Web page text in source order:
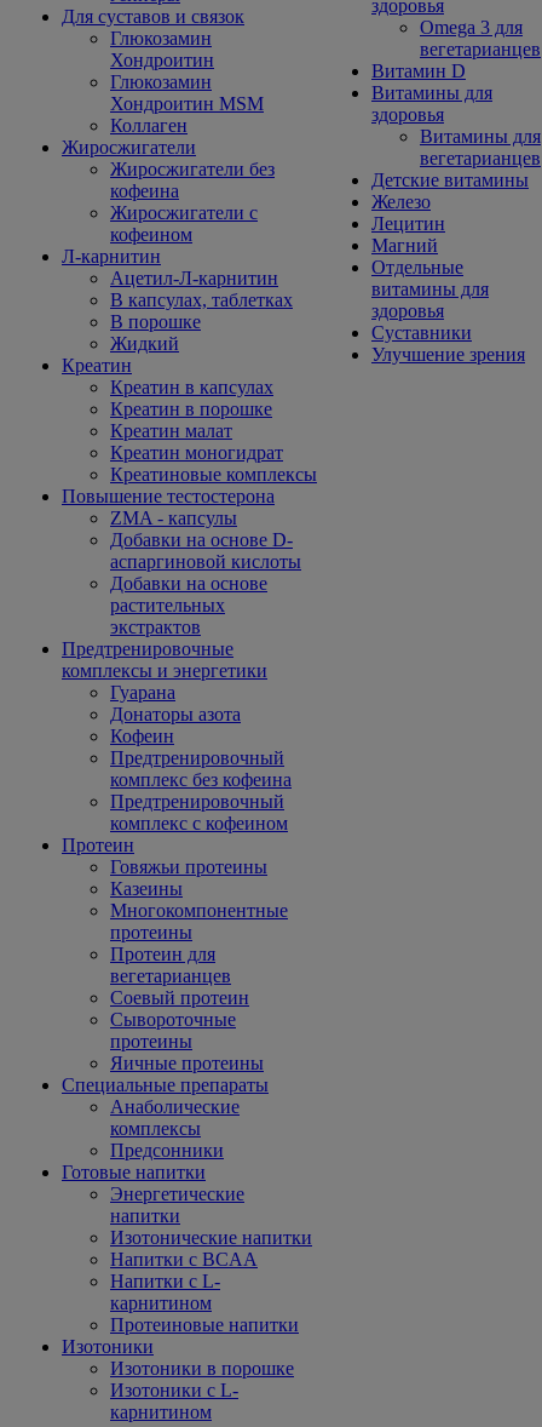
Для суставов и связок
Глюкозамин
Хондроитин
Глюкозамин
Хондроитин MSM
Коллаген
Жиросжигатели
Жиросжигатели без
кофеина
Жиросжигатели с
кофеином
Л-карнитин
Ацетил-Л-карнитин
В капсулах, таблетках
В порошке
Жидкий
Креатин
Креатин в капсулах
Креатин в порошке
Креатин малат
Креатин моногидрат
Креатиновые комплексы
Повышение тестостерона
ZMA - капсулы
Добавки на основе D-
аспаргиновой кислоты
Добавки на основе
растительных
экстрактов
Предтренировочные
комплексы и энергетики
Гуарана
Донаторы азота
Кофеин
Предтренировочный
комплекс без кофеина
Предтренировочный
комплекс с кофеином
Протеин
Говяжьи протеины
Казеины
Многокомпонентные
протеины
Протеин для
вегетарианцев
Соевый протеин
Сывороточные
протеины
Яичные протеины
Специальные препараты
Анаболические
комплексы
Предсонники
Готовые напитки
Энергетические
напитки
Изотонические напитки
Напитки с BCAA
Напитки с L-
карнитином
Протеиновые напитки
Изотоники
Изотоники в порошке
Изотоники с L-
карнитином
здоровья
Omega 3 для
вегетарианцев
Витамин D
Витамины для
здоровья
Витамины для
вегетарианцев
Детские витамины
Железо
Лецитин
Магний
Отдельные
витамины для
здоровья
Суставники
Улучшение зрения